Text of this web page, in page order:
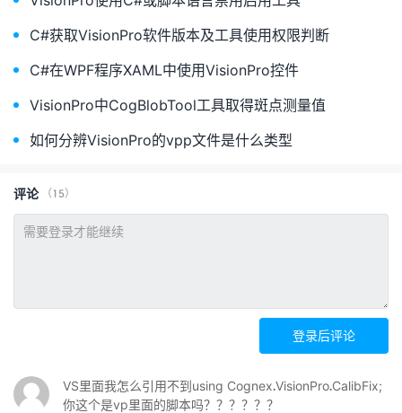
C#获取VisionPro软件版本及工具使用权限判断
C#在WPF程序XAML中使用VisionPro控件
VisionPro中CogBlobTool工具取得斑点测量值
如何分辨VisionPro的vpp文件是什么类型
评论（15）
登录后评论
VS里面我怎么引用不到using Cognex.VisionPro.CalibFix;
你这个是vp里面的脚本吗？？？？？？